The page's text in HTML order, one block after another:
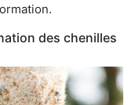
des chenilles